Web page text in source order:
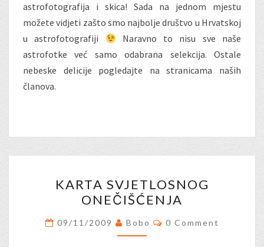
astrofotografija i skica! Sada na jednom mjestu
možete vidjeti zašto smo najbolje društvo u Hrvatskoj
u astrofotografiji
Naravno to nisu sve naše
astrofotke već samo odabrana selekcija. Ostale
nebeske delicije pogledajte na stranicama naših
članova.
SVJETLOSNOG
ONEČIŠĆENJA
KARTA SVJETLOSNOG
ONEČIŠĆENJA
09/11/2009 Bobo Comments
0 Comment